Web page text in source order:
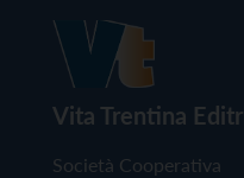
Vita Trentina
Società Cooperativa